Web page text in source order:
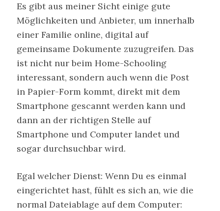
Es gibt aus meiner Sicht einige gute
Möglichkeiten und Anbieter, um innerhalb
einer Familie online, digital auf
gemeinsame Dokumente zuzugreifen. Das
ist nicht nur beim Home-Schooling
interessant, sondern auch wenn die Post
in Papier-Form kommt, direkt mit dem
Smartphone gescannt werden kann und
dann an der richtigen Stelle auf
Smartphone und Computer landet und
sogar durchsuchbar wird.
Egal welcher Dienst: Wenn Du es einmal
eingerichtet hast, fühlt es sich an, wie die
normal Dateiablage auf dem Computer: